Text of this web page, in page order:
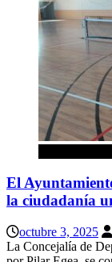
El
la ciudadanía
octubre 3, 2025
La Concejalía de